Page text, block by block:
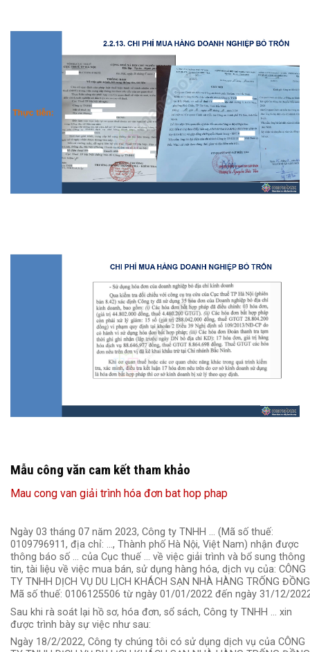
Mẫu công văn cam kết tham khảo
Mau cong van giải trình hóa đơn bat hop phap
Ngày 03 tháng 07 năm 2023, Công ty TNHH … (Mã số thuế:
0109796911, địa chỉ: …, Thành phố Hà Nội, Việt Nam) nhận được
thông báo số … của Cục thuế … về việc giải trình và bổ sung thông
tin, tài liệu về việc mua bán, sử dụng hàng hóa, dịch vụ của: CÔNG
TY TNHH DỊCH VỤ DU LỊCH KHÁCH SẠN NHÀ HÀNG TRỐNG
Mã số thuế: 0106125506 từ ngày 01/01/2022 đến ngày 31/12/
Sau khi rà soát lại hồ sơ, hóa đơn, sổ sách, Công ty TNHH … xin
được trình bày sự việc như sau:
Ngày 18/2/2022, Công ty chúng tôi có sử dụng dịch vụ của CÔNG